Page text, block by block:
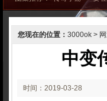
您现在的位置： 3000ok >
中变
时间：2019-03-28